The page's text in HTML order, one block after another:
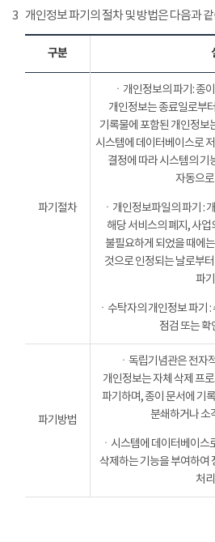
3 개인정보 파기의 절차 및 방법은 다음과
구분
파기절차
ㆍ개인정보의 파기: 종
개인정보는 종료일로부
기록물에 포함된 개인정보
시스템에 데이터베이스로
결정에 따라 시스템의 기
자동으
ㆍ개인정보파일의 파기 :
해당 서비스의 폐지, 사업
불필요하게 되었을 때에
것으로 인정되는 날로부
파
ㆍ수탁자의 개인정보 파기
점검 또는 확
파기방법
ㆍ독립기념관은 전자
개인정보는 자체 삭제 프
파기하며, 종이 문서에 기
분쇄하거나 소
ㆍ시스템에 데이터베이
삭제하는 기능을 부여하여
처